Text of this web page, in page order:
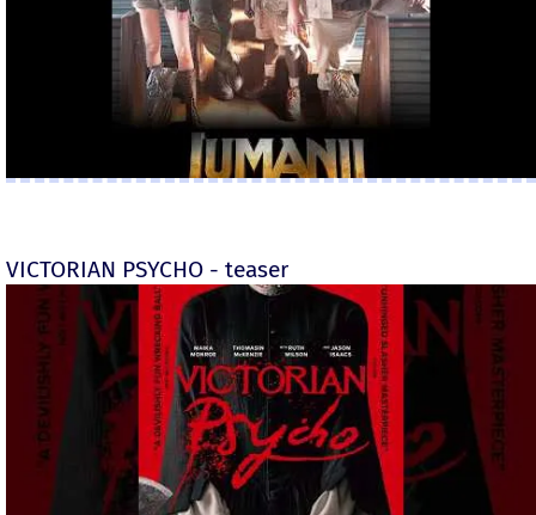
VICTORIAN PSYCHO - teaser